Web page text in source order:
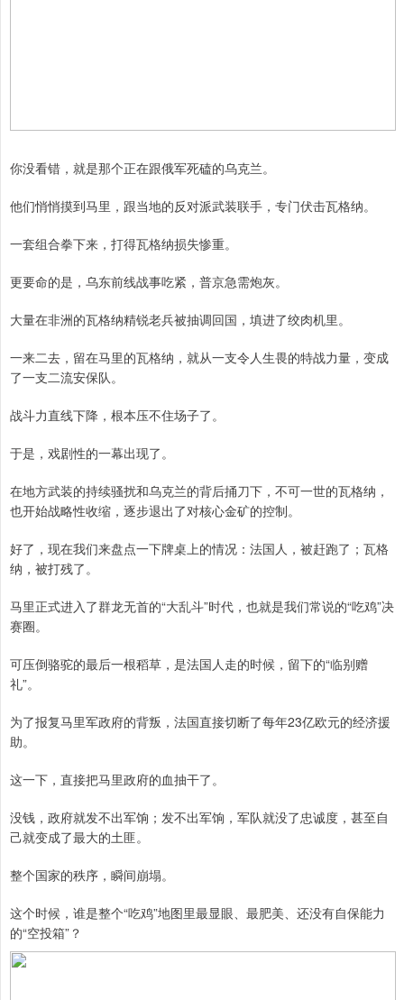
你没看错，就是那个正在跟俄军死磕的乌克兰。
他们悄悄摸到马里，跟当地的反对派武装联手，专门伏击瓦格纳。
一套组合拳下来，打得瓦格纳损失惨重。
更要命的是，乌东前线战事吃紧，普京急需炮灰。
大量在非洲的瓦格纳精锐老兵被抽调回国，填进了绞肉机里。
一来二去，留在马里的瓦格纳，就从一支令人生畏的特战力量，变成
了一支二流安保队。
战斗力直线下降，根本压不住场子了。
于是，戏剧性的一幕出现了。
在地方武装的持续骚扰和乌克兰的背后捅刀下，不可一世的瓦格纳，
也开始战略性收缩，逐步退出了对核心金矿的控制。
好了，现在我们来盘点一下牌桌上的情况：法国人，被赶跑了；瓦格
纳，被打残了。
马里正式进入了群龙无首的“大乱斗”时代，也就是我们常说的“吃鸡”决
赛圈。
可压倒骆驼的最后一根稻草，是法国人走的时候，留下的“临别赠
礼”。
为了报复马里军政府的背叛，法国直接切断了每年23亿欧元的经济援
助。
这一下，直接把马里政府的血抽干了。
没钱，政府就发不出军饷；发不出军饷，军队就没了忠诚度，甚至自
己就变成了最大的土匪。
整个国家的秩序，瞬间崩塌。
这个时候，谁是整个“吃鸡”地图里最显眼、最肥美、还没有自保能力
的“空投箱”？